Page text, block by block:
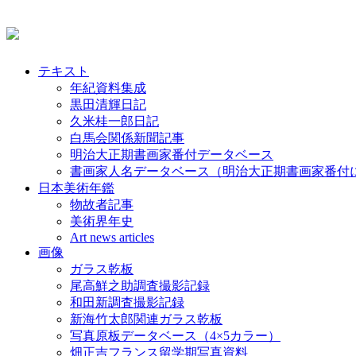
テキスト
年紀資料集成
黒田清輝日記
久米桂一郎日記
白馬会関係新聞記事
明治大正期書画家番付データベース
書画家人名データベース（明治大正期書画家番付
日本美術年鑑
物故者記事
美術界年史
Art news articles
画像
ガラス乾板
尾高鮮之助調査撮影記録
和田新調査撮影記録
新海竹太郎関連ガラス乾板
写真原板データベース（4×5カラー）
畑正吉フランス留学期写真資料